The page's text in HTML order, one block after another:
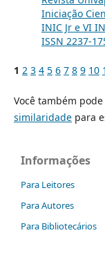
Iniciação
INIC Jr e VI
ISSN 2237-
1 2 3 4 5 6 7 8 9 10
Você também pode
similaridadepara
Informações
Para Leitores
Para Autores
Para Bibliotecários